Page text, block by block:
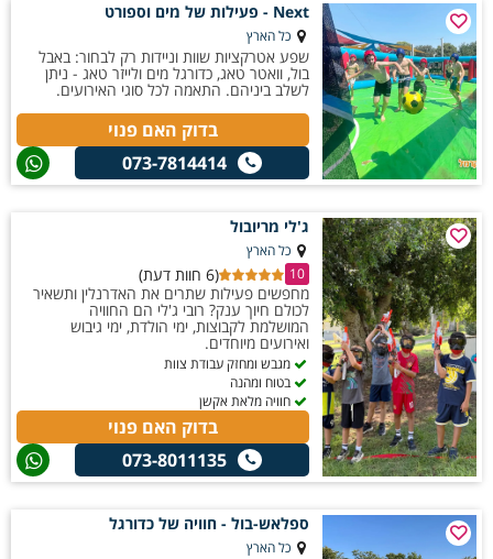
Next - פעילות של מים וספורט
כל הארץ
שפע אטרקציות שוות וניידות רק לבחור: באבל
בול, וואטר טאג, כדורגל מים ולייזר טאג - ניתן
לשלב ביניהם. התאמה לכל סוגי האירועים.
בדוק האם פנוי
073-7814414
ג'לי מריובול
כל הארץ
10
(6 חוות דעת)
מחפשים פעילות שתרים את האדרנלין ותשאיר
לכולם חיוך ענק? רובי ג'לי הם החוויה
המושלמת לקבוצות, ימי הולדת, ימי גיבוש
ואירועים מיוחדים.
מגבש ומחזק עבודת צוות
בטוח ומהנה
חוויה מלאת אקשן
בדוק האם פנוי
073-8011135
ספלאש-בול - חוויה של כדורגל
כל הארץ